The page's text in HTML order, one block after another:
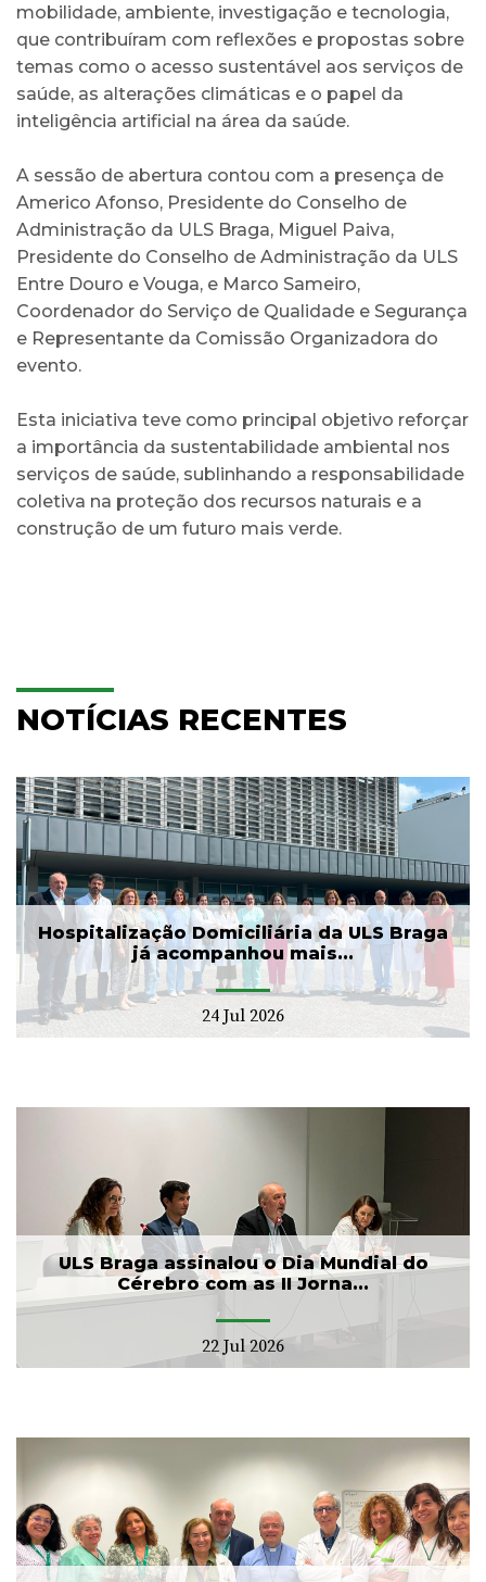
mobilidade, ambiente, investigação e tecnologia,
que contribuíram com reflexões e propostas sobre
temas como o acesso sustentável aos serviços de
saúde, as alterações climáticas e o papel da
inteligência artificial na área da saúde.
A sessão de abertura contou com a presença de
Americo Afonso, Presidente do Conselho de
Administração da ULS Braga, Miguel Paiva,
Presidente do Conselho de Administração da ULS
Entre Douro e Vouga, e Marco Sameiro,
Coordenador do Serviço de Qualidade e Segurança
e Representante da Comissão Organizadora do
evento.
Esta iniciativa teve como principal objetivo reforçar
a importância da sustentabilidade ambiental nos
serviços de saúde, sublinhando a responsabilidade
coletiva na proteção dos recursos naturais e a
construção de um futuro mais verde.
NOTÍCIAS RECENTES
Hospitalização Domiciliária da ULS Braga
já acompanhou mais...
24 Jul 2026
ULS Braga assinalou o Dia Mundial do
Cérebro com as II Jorna...
22 Jul 2026